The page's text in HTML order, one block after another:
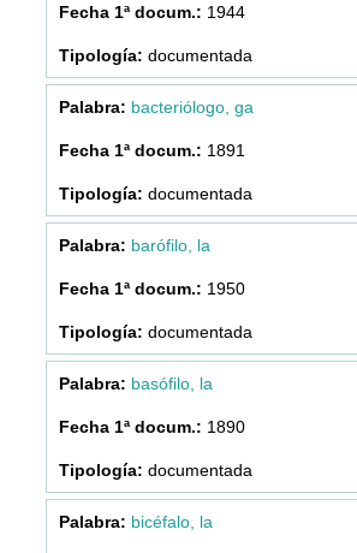
1944
documentada
bacteriólogo, ga
1891
documentada
barófilo, la
1950
documentada
basófilo, la
1890
documentada
bicéfalo, la